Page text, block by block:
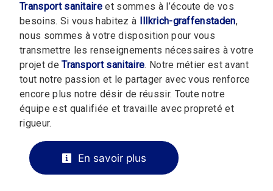
Transport sanitaire et sommes à l’écoute de vos
besoins. Si vous habitez à Illkrich-graffenstaden,
nous sommes à votre disposition pour vous
transmettre les renseignements nécessaires à votre
projet deTransport sanitaire. Notre métier est avant
tout notre passion et le partager avec vous renforce
encore plus notre désir de réussir. Toute notre
équipe est qualifiée et travaille avec propreté et
rigueur.
En savoir plus